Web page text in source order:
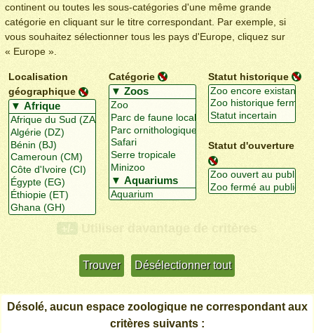
continent ou toutes les sous-catégories d'une même grande
catégorie en cliquant sur le titre correspondant. Par exemple, si
vous souhaitez sélectionner tous les pays d'Europe, cliquez sur
« Europe ».
Localisation
géographique
Catégorie Statut historique
Statut d'ouverture
+/- Utiliser davantage de critères
Désolé, aucun espace zoologique ne correspondant aux
critères suivants :